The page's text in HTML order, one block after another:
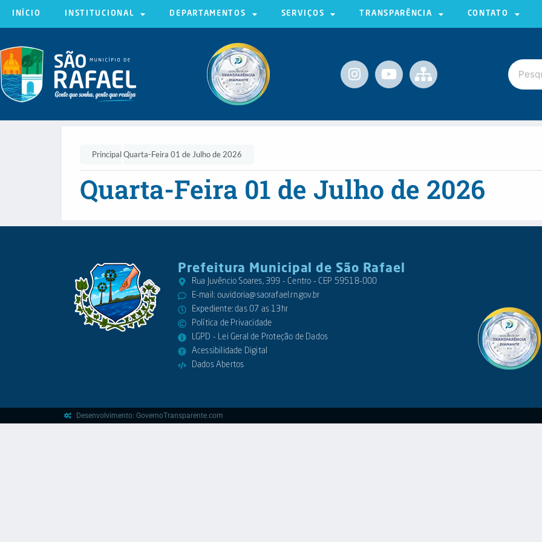
INÍCIO INSTITUCIONAL DEPARTAMENTOS SERVIÇOS TRANSPARÊNCIA CONTATO
PrincipalQuarta-Feira 01 de Julho de 2026
Quarta-Feira 01 de Julho de 2026
Prefeitura Municipal de São Rafael
Rua Juvêncio Soares, 399 - Centro - CEP 59518-000
E-mail: ouvidoria@saorafael.rn.gov.br
Expediente: das 07 as 13hr
Política de Privacidade
LGPD - Lei Geral de Proteção de Dados
Acessibilidade Digital
Dados Abertos
Desenvolvimento: GovernoTransparente.com